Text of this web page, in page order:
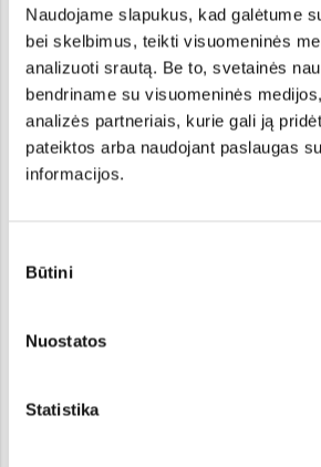
Naudojame slapukus, kad galėtume
bei skelbimus, teikti visuomeninės
analizuoti srautą. Be to, svetainės
bendriname su visuomeninės
analizės partneriais, kurie gali ją
pateiktos arba naudojant paslaugas
informacijos.
pasirinkimas
Būtini
Nuostatos
Statistika
K4 SW
Nuo 25 990 €